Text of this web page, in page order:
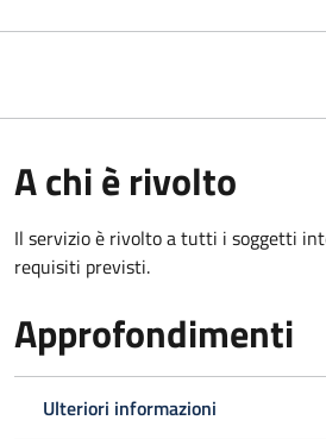
A chi è rivolto
Il servizio è rivolto a tutti i soggetti
requisiti previsti.
Approfondimenti
Ulteriori informazioni